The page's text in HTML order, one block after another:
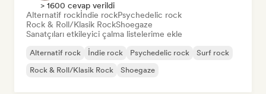
> 1600 cevap verildi
Alternatif rockİndie rockPsychedelic rock
Rock & Roll/Klasik RockShoegaze
Sanatçıları etkileyici çalma listelerime ekle
Alternatif rock İndie rock Psychedelic rock
Surf rock
Rock & Roll/Klasik Rock
Shoegaze